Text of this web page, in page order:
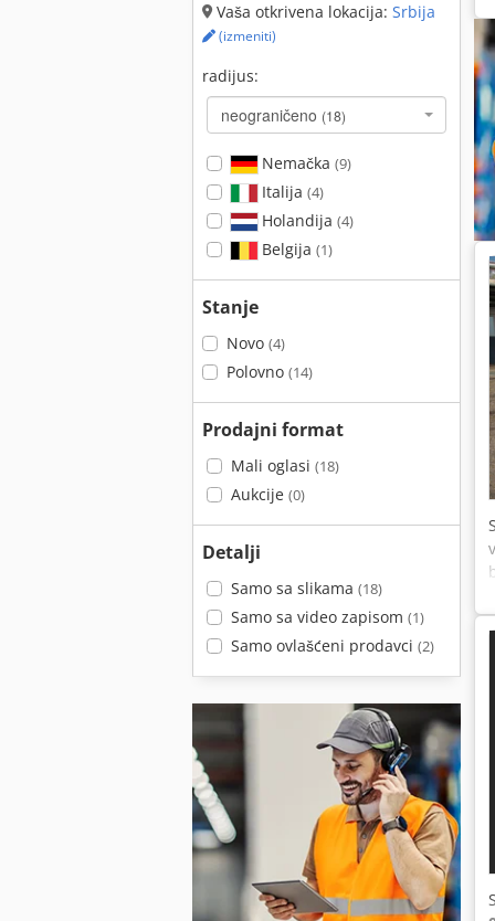
Vaša otkrivena lokacija: Srbija
(izmeniti)
radijus:
neograničeno (18)
Nemačka (9)
Italija (4)
Holandija (4)
Belgija (1)
Stanje
Novo (4)
Polovno (14)
Prodajni format
Mali oglasi (18)
Aukcije (0)
Detalji
Samo sa slikama (18)
Samo sa video zapisom (1)
Samo ovlašćeni prodavci (2)